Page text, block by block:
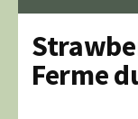
Ferme